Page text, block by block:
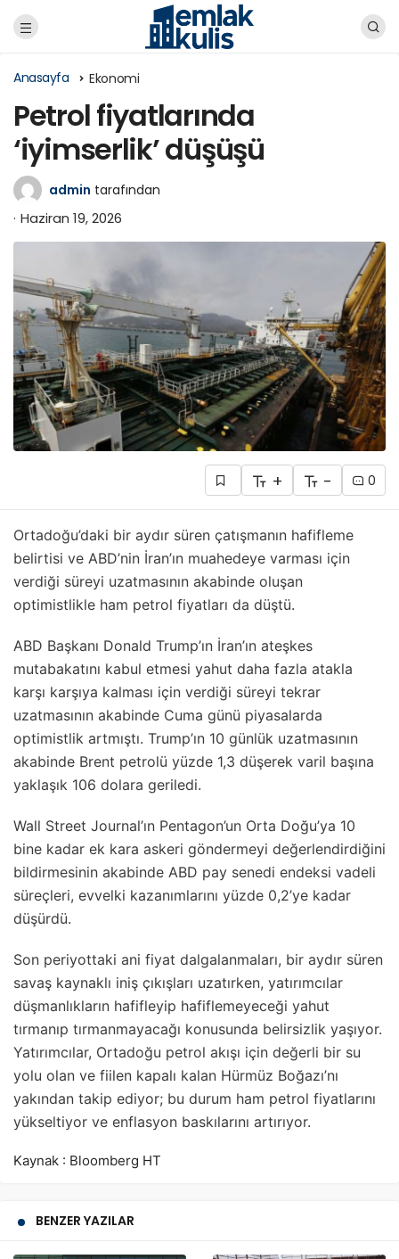
Anasayfa Ekonomi
Petrol fiyatlarında
‘iyimserlik’ düşüşü
admin tarafından
Haziran 19, 2026
+ - 0
Ortadoğu’daki bir aydır süren çatışmanın hafifleme
belirtisi ve ABD’nin İran’ın muahedeye varması için
verdiği süreyi uzatmasının akabinde oluşan
optimistlikle ham petrol fiyatları da düştü.
ABD Başkanı Donald Trump’ın İran’ın ateşkes
mutabakatını kabul etmesi yahut daha fazla atakla
karşı karşıya kalması için verdiği süreyi tekrar
uzatmasının akabinde Cuma günü piyasalarda
optimistlik artmıştı. Trump’ın 10 günlük uzatmasının
akabinde Brent petrolü yüzde 1,3 düşerek varil başına
yaklaşık 106 dolara geriledi.
Wall Street Journal’ın Pentagon’un Orta Doğu’ya 10
bine kadar ek kara askeri göndermeyi değerlendirdiğini
bildirmesinin akabinde ABD pay senedi endeksi vadeli
süreçleri, evvelki kazanımlarını yüzde 0,2’ye kadar
düşürdü.
Son periyottaki ani fiyat dalgalanmaları, bir aydır süren
savaş kaynaklı iniş çıkışları uzatırken, yatırımcılar
düşmanlıkların hafifleyip hafiflemeyeceği yahut
tırmanıp tırmanmayacağı konusunda belirsizlik yaşıyor.
Yatırımcılar, Ortadoğu petrol akışı için değerli bir su
yolu olan ve fiilen kapalı kalan Hürmüz Boğazı’nı
yakından takip ediyor; bu durum ham petrol fiyatlarını
yükseltiyor ve enflasyon baskılarını artırıyor.
Kaynak : Bloomberg HT
BENZER YAZILAR